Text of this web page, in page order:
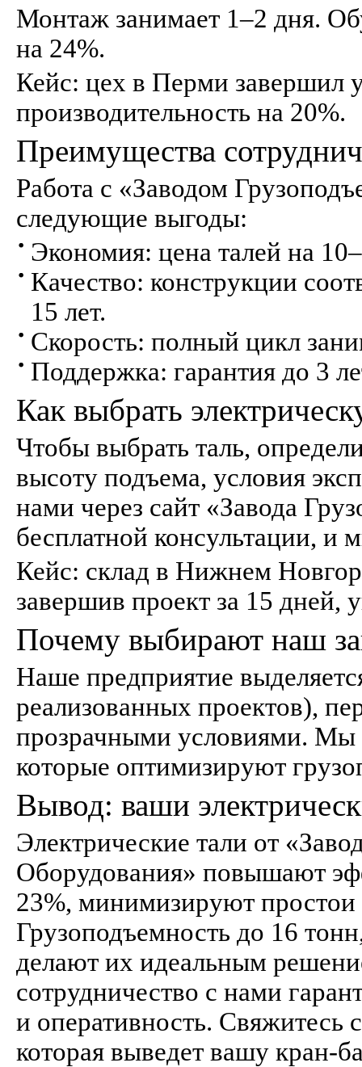
Монтаж занимает 1–2 дня.
на 24%.
Кейс: цех в Перми завершил
производительность на 20%.
Преимущества
Работа с «Заводом
следующие выгоды:
Экономия: цена талей на
Качество: конструкции
15 лет.
Скорость: полный цикл
Поддержка: гарантия до 3
Как выбрать
Чтобы выбрать таль,
высоту подъема, условия
нами через сайт «Завода
бесплатной консультации, и
Кейс: склад в Нижнем
завершив проект за 15 дней,
Почему выбирают наш
Наше предприятие
реализованных проектов),
прозрачными условиями. Мы
которые оптимизируют
Вывод: ваши
Электрические тали от
Оборудования» повышают
23%, минимизируют простои
Грузоподъемность до 16
делают их идеальным
сотрудничество с нами
и оперативность. Свяжитесь
которая выведет вашу кран-